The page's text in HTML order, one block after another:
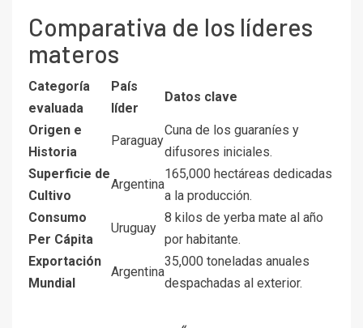
Comparativa de los líderes
materos
Categoría
evaluada
País
líder
Datos clave
Origen e
Historia
Paraguay
Cuna de los guaraníes y
difusores iniciales.
Superficie de
Cultivo
Argentina
165,000 hectáreas dedicadas
a la producción.
Consumo
Per Cápita
Uruguay
8 kilos de yerba mate al año
por habitante.
Exportación
Mundial
Argentina
35,000 toneladas anuales
despachadas al exterior.